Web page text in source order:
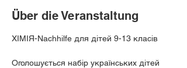
Über die Veranstaltung
ХІМІЯ-Nachhilfe для дітей 9-13 класів
Оголошується набір українських дітей